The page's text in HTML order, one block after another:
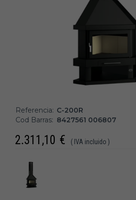
Referencia: C-200R
Cod Barras: 8427561 006807
2.311,10 € ( IVA incluido )